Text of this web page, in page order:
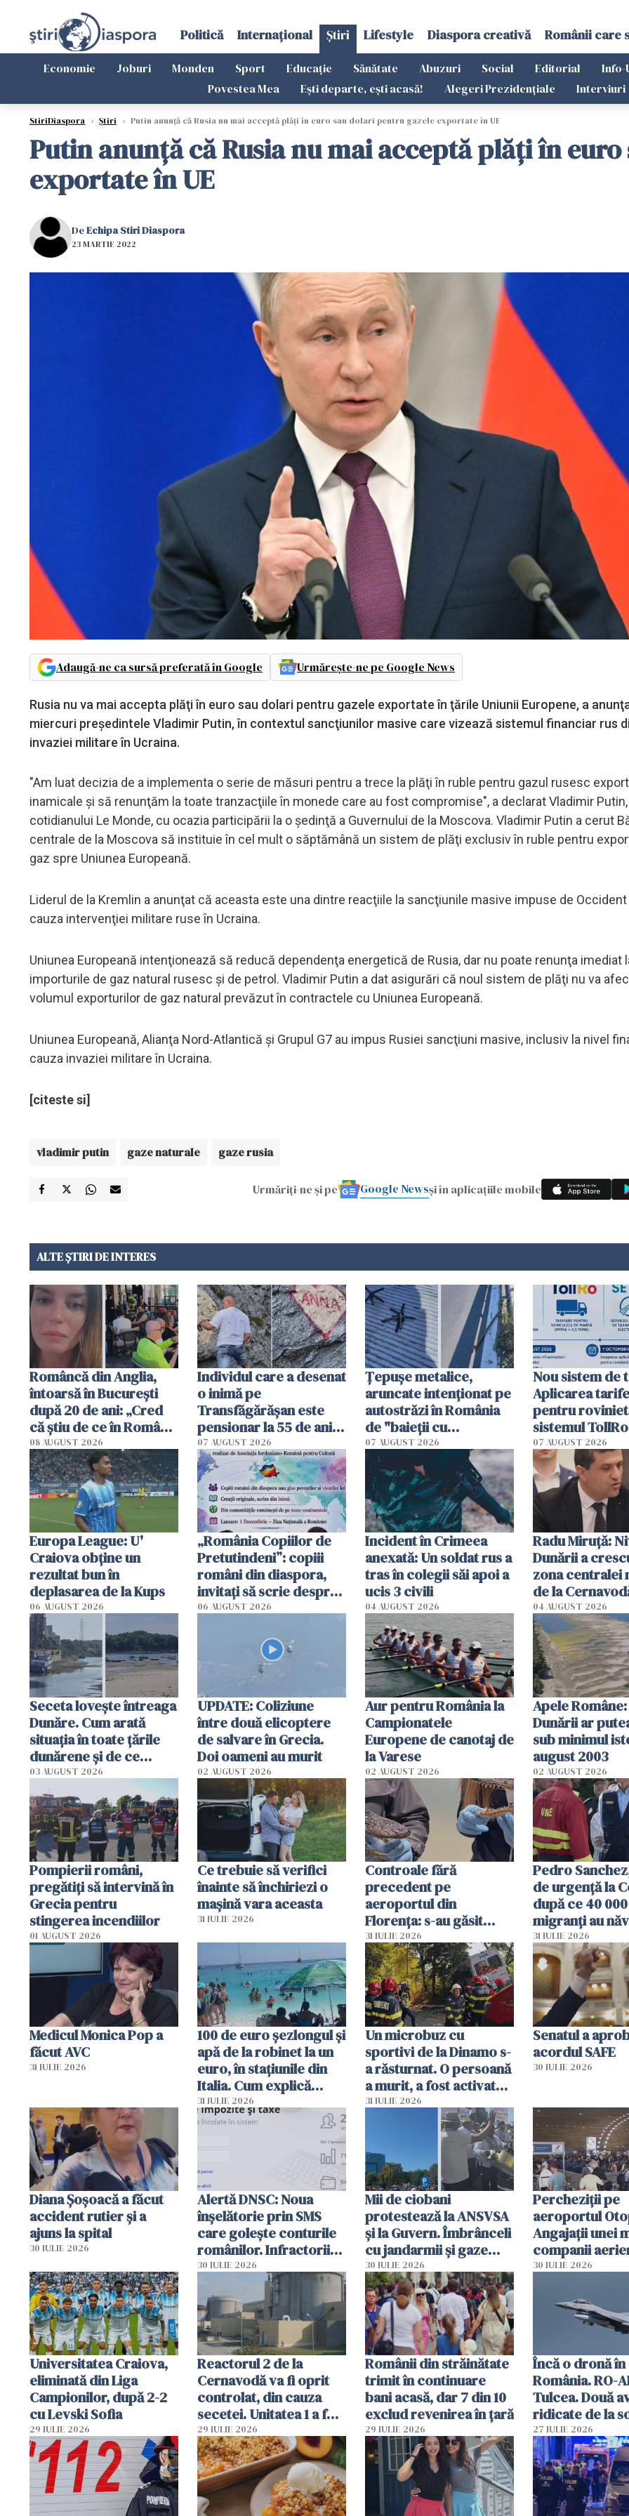
Politică Internațional Știri Lifestyle Diaspora creativă Românii care
Economie Joburi Monden Sport Educație Sănătate Abuzuri Social Editorial Info-
Povestea Mea
Ești departe, ești acasă! Alegeri Prezidențiale Interviuri
StiriDiaspora › Știri › Putin anunţă că Rusia nu mai acceptă plăţi în euro sau dolari pentru gazele exportate în UE
Putin anunţă că Rusia nu mai acceptă plăţi în
exportate în UE
DeEchipa Stiri Diaspora
23 MARTIE 2022
Adaugă-ne ca sursă preferată în Google Urmărește-ne pe Google News
Rusia nu va mai accepta plăţi în euro sau dolari pentru gazele exportate în ţările Uniunii Europene, a
miercuri preşedintele Vladimir Putin, în contextul sancţiunilor masive care vizează sistemul financiar rus
invaziei militare în Ucraina.
"Am luat decizia de a implementa o serie de măsuri pentru a trece la plăţi în ruble pentru gazul rusesc
inamicale şi să renunţăm la toate tranzacţiile în monede care au fost compromise", a declarat Vladimir
cotidianului Le Monde, cu ocazia participării la o şedinţă a Guvernului de la Moscova. Vladimir Putin a cerut
centrale de la Moscova să instituie în cel mult o săptămână un sistem de plăţi exclusiv în ruble pentru
gaz spre Uniunea Europeană.
Liderul de la Kremlin a anunţat că aceasta este una dintre reacţiile la sancţiunile masive impuse de Occident
cauza intervenţiei militare ruse în Ucraina.
Uniunea Europeană intenţionează să reducă dependenţa energetică de Rusia, dar nu poate renunţa imediat
importurile de gaz natural rusesc şi de petrol. Vladimir Putin a dat asigurări că noul sistem de plăţi nu va
volumul exporturilor de gaz natural prevăzut în contractele cu Uniunea Europeană.
Uniunea Europeană, Alianţa Nord-Atlantică şi Grupul G7 au impus Rusiei sancţiuni masive, inclusiv la nivel
cauza invaziei militare în Ucraina.
[citeste si]
vladimir putin gaze naturale gaze rusia
Urmăriți-ne și pe Google Newsși în aplicațiile mobile
ALTE ȘTIRI DE INTERES
Româncă din Anglia,
întoarsă în București
după 20 de ani: „Cred
că știu de ce în România
se trăiește mai bine ca
în Anglia. E schimbat"
08 AUGUST 2026
Individul care a desenat
o inimă pe
Transfăgărășan este
pensionar la 55 de ani.
Poliția l-a identificat
07 AUGUST 2026
Țepușe metalice,
aruncate intenționat pe
autostrăzi în România
de "baieții cu
platforme": "Mi-au
cerut 1200 lei să mă
tracteze"
07 AUGUST 2026
Nou sistem de
Aplicarea
pentru
sistemul
începe la 1
07 AUGUST 2026
Europa League: U'
Craiova obține un
rezultat bun în
deplasarea de la Kups
06 AUGUST 2026
„România Copiilor de
Pretutindeni”: copiii
români din diaspora,
invitați să scrie despre
România într-un volum
06 AUGUST 2026
Incident în Crimeea
anexată: Un soldat rus a
tras în colegii săi apoi a
ucis 3 civili
04 AUGUST 2026
Radu Miruţă:
Dunării a
zona centralei
de la
cm faţă de
04 AUGUST 2026
Seceta lovește întreaga
Dunăre. Cum arată
situația în toate țările
dunărene și de ce
România resimte
efectele, deși a plouat
în iulie
03 AUGUST 2026
UPDATE: Coliziune
între două elicoptere
de salvare în Grecia.
Doi oameni au murit
02 AUGUST 2026
Aur pentru România la
Campionatele
Europene de canotaj de
la Varese
02 AUGUST 2026
Apele
Dunării ar
sub minimul
august 2003
02 AUGUST 2026
Pompierii români,
pregătiţi să intervină în
Grecia pentru
stingerea incendiilor
01 AUGUST 2026
Ce trebuie să verifici
înainte să închiriezi o
mașină vara aceasta
31 IULIE 2026
Controale fără
precedent pe
aeroportul din
Florența: s-au găsit
capete de aligator și o
sumă imensă de bani
31 IULIE 2026
Pedro
de urgență la
după ce 40
migranți au
teritoriul
mobiliza toate
resursele"
31 IULIE 2026
Medicul Monica Pop a
făcut AVC
31 IULIE 2026
100 de euro șezlongul și
apă de la robinet la un
euro, în stațiunile din
Italia. Cum explică
autoritățile
31 IULIE 2026
Un microbuz cu
sportivi de la Dinamo s-
a răsturnat. O persoană
a murit, a fost activat
planul roșu de
31 IULIE 2026
Senatul a
acordul SAFE
30 IULIE 2026
Diana Șoșoacă a făcut
accident rutier și a
ajuns la spital
30 IULIE 2026
Alertă DNSC: Noua
înșelătorie prin SMS
care golește conturile
românilor. Infractorii
folosesc numele
Ghișeul.ro și al Poliției
Române
30 IULIE 2026
Mii de ciobani
protestează la ANSVSA
și la Guvern. Îmbrânceli
cu jandarmii și gaze
lacrimogene
30 IULIE 2026
Percheziții pe
aeroportul
Angajații unei
companii
parfumuri,
vânzării
30 IULIE 2026
Universitatea Craiova,
eliminată din Liga
Campionilor, după 2-2
cu Levski Sofia
29 IULIE 2026
Reactorul 2 de la
Cernavodă va fi oprit
controlat, din cauza
secetei. Unitatea 1 a fost
deja oprită
29 IULIE 2026
Românii din străinătate
trimit în continuare
bani acasă, dar 7 din 10
exclud revenirea în țară
29 IULIE 2026
Încă o dronă în
România. RO-
Tulcea. Două
ridicate de la
27 IULIE 2026